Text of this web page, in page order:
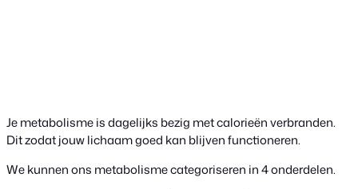
Je metabolisme is dagelijks bezig met calorieën verbranden.
Dit zodat jouw lichaam goed kan blijven functioneren.
We kunnen ons metabolisme categoriseren in 4 onderdelen.